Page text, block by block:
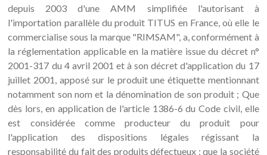
depuis 2003 d'une AMM simplifiée l'autorisant à
l'importation parallèle du produit TITUS en France, où elle le
commercialise sous la marque "RIMSAM", a, conformément à
la réglementation applicable en la matière issue du décret n°
2001-317 du 4 avril 2001 et à son décret d'application du 17
juillet 2001, apposé sur le produit une étiquette mentionnant
notamment son nom et la dénomination de son produit ; Que
dès lors, en application de l'article 1386-6 du Code civil, elle
est considérée comme producteur du produit pour
l'application des dispositions légales régissant la
responsabilité du fait des produits défectueux ; que la société